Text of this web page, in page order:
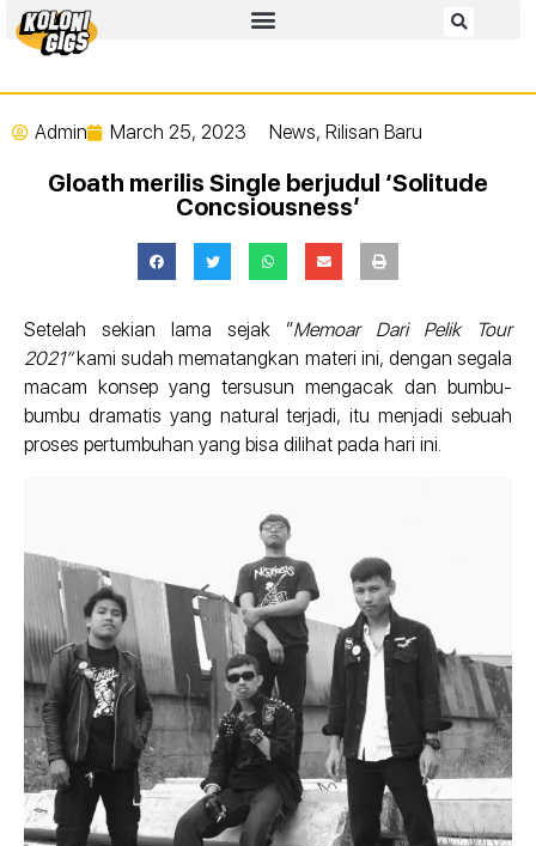
Admin March 25, 2023 News, Rilisan Baru
Gloath merilis Single berjudul ‘Solitude
Concsiousness’
Setelah sekian lama sejak “Memoar Dari Pelik Tour
2021”kami sudah mematangkan materi ini, dengan segala
macam konsep yang tersusun mengacak dan bumbu-
bumbu dramatis yang natural terjadi, itu menjadi sebuah
proses pertumbuhan yang bisa dilihat pada hari ini.